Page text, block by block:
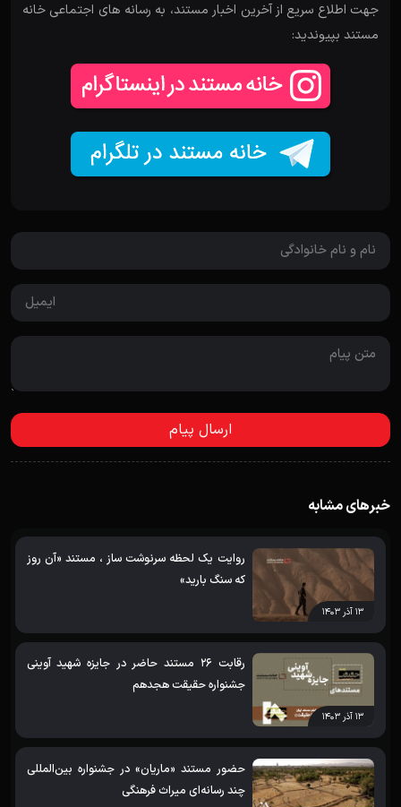
جهت اطلاع سریع از آخرین اخبار مستند، به رسانه های اجتماعی خانه
مستند بپیوندید:
خبرهای مشابه
۱۳ آذر ۱۴۰۳
روایت یک لحظه سرنوشت ساز ، مستند «آن روز
که سنگ بارید»
۱۳ آذر ۱۴۰۳
رقابت 26 مستند حاضر در جایزه شهید آوینی
جشنواره حقیقت هجدهم
حضور مستند «ماریان» در جشنواره بین‌المللی
چند رسانه‌ای میراث‌ فرهنگی